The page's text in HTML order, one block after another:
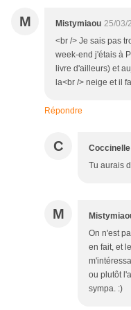
M Mistymiaou 25/03/
<br /> Je sais pas
week-end j'étais à
livre d'ailleurs) et
la<br /> neige et il
Répondre
C Coccinelle
Tu aurais
M
On n'est
en fait, et
ou plutôt
sympa. :)